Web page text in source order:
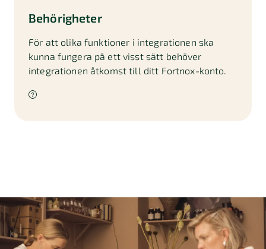
Behörigheter
För att olika funktioner i integrationen ska
kunna fungera på ett visst sätt behöver
integrationen åtkomst till ditt Fortnox-konto.